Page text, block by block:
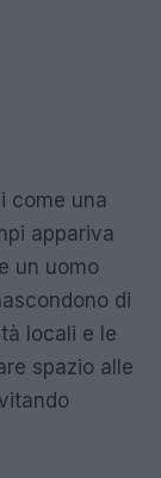
come una
appariva
un uomo
di
locali e le
spazio alle